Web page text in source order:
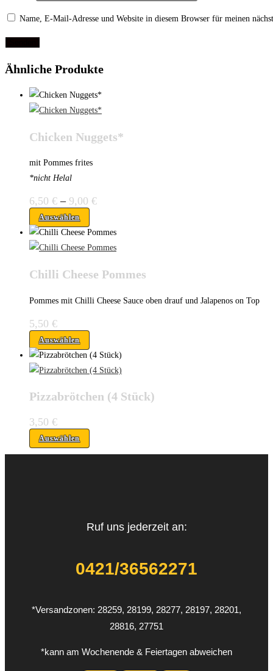
Name, E-Mail-Adresse und Website in diesem Browser für meinen
Ähnliche Produkte
Chicken Nuggets*
mit Pommes frites
*nicht Helal
6,50 € – 9,00 €
Auswählen
Chilli Cheese Pommes
Pommes mit Chilli Cheese Sauce oben drauf und Jalapenos on Top
5,50 €
Auswählen
Pizzabrötchen (4 Stück)
3,50 €
Auswählen
Ruf uns jederzeit an:
0421/36562271
*Versandzonen: 28259, 28199, 28277, 28197, 28201,
28816, 27751
*kann am Wochenende & Feiertagen abweichen